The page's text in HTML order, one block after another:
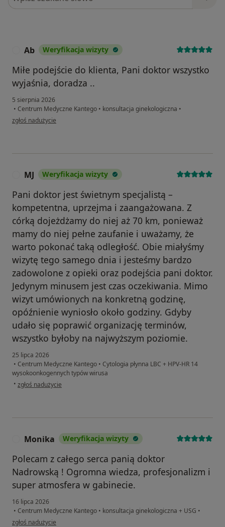
Ab Weryfikacja wizyty
Miłe podejście do klienta, Pani doktor wszystko
wyjaśnia, doradza ..
5 sierpnia 2026
• Centrum Medyczne Kantego • konsultacja ginekologiczna •
w opinii użytkownika Ab
zgłoś nadużycie
MJ Weryfikacja wizyty
Pani doktor jest świetnym specjalistą –
kompetentna, uprzejma i zaangażowana. Z
córką dojeżdżamy do niej aż 70 km, ponieważ
mamy do niej pełne zaufanie i uważamy, że
warto pokonać taką odległość. Obie miałyśmy
wizytę tego samego dnia i jesteśmy bardzo
zadowolone z opieki oraz podejścia pani doktor.
Jedynym minusem jest czas oczekiwania. Mimo
wizyt umówionych na konkretną godzinę,
opóźnienie wyniosło około godziny. Gdyby
udało się poprawić organizację terminów,
wszystko byłoby na najwyższym poziomie.
25 lipca 2026
• Centrum Medyczne Kantego • Cytologia płynna LBC + HPV-HR 14
wysokoonkogennych typów wirusa
• w opinii użytkownika MJ
zgłoś nadużycie
Monika Weryfikacja wizyty
Polecam z całego serca panią doktor
Nadrowską ! Ogromna wiedza, profesjonalizm i
super atmosfera w gabinecie.
16 lipca 2026
• Centrum Medyczne Kantego • konsultacja ginekologiczna + USG •
w opinii użytkownika Monika
zgłoś nadużycie